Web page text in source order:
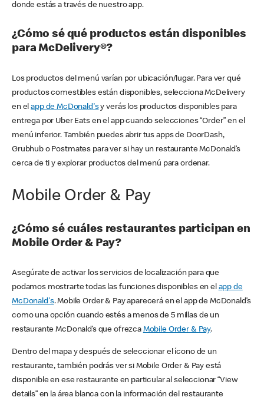
donde estás a través de nuestro app.
¿Cómo sé qué productos están disponibles
para McDelivery®?
Los productos del menú varían por ubicación/lugar. Para ver qué
productos comestibles están disponibles, selecciona McDelivery
en elapp de McDonald'sy verás los productos disponibles para
entrega por Uber Eats en el app cuando selecciones “Order” en el
menú inferior. También puedes abrir tus apps de DoorDash,
Grubhub o Postmates para ver si hay un restaurante McDonald’s
cerca de ti y explorar productos del menú para ordenar.
Mobile Order & Pay
¿Cómo sé cuáles restaurantes participan en
Mobile Order & Pay?
Asegúrate de activar los servicios de localización para que
podamos mostrarte todas las funciones disponibles en el app de
McDonald's. Mobile Order & Pay aparecerá en el app de McDonald’s
como una opción cuando estés a menos de 5 millas de un
restaurante McDonald’s que ofrezca Mobile Order & Pay.
Dentro del mapa y después de seleccionar el ícono de un
restaurante, también podrás ver si Mobile Order & Pay está
disponible en ese restaurante en particular al seleccionar “View
details” en la área blanca con la información del restaurante